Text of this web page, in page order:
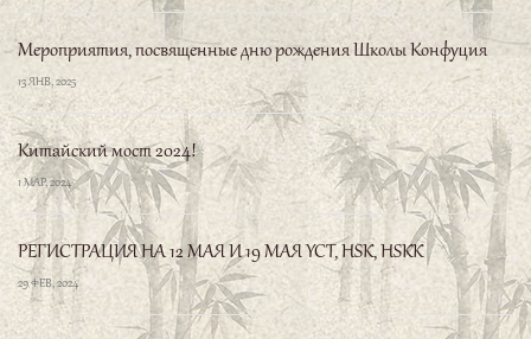
Мероприятия, посвященные дню рождения Школы Конфуция
13 ЯНВ, 2025
Китайский мост 2024!
1 МАР, 2024
РЕГИСТРАЦИЯ НА 12 МАЯ И 19 МАЯ YCT, HSK, HSKK
29 ФЕВ, 2024
Китайский новый год в Школе Конфуция